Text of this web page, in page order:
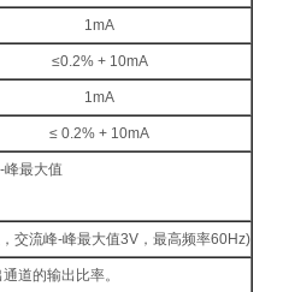
1mA
≤0.2% + 10mA
1mA
≤ 0.2% + 10mA
峰最大值
交流峰-峰最大值3V，最高频率60Hz)
道的输出比率。